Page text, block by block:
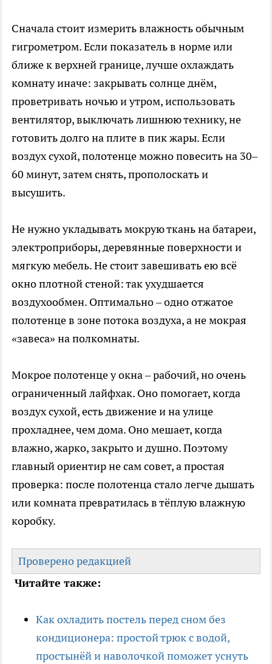
Сначала стоит измерить влажность обычным
гигрометром. Если показатель в норме или
ближе к верхней границе, лучше охлаждать
комнату иначе: закрывать солнце днём,
проветривать ночью и утром, использовать
вентилятор, выключать лишнюю технику, не
готовить долго на плите в пик жары. Если
воздух сухой, полотенце можно повесить на 30–
60 минут, затем снять, прополоскать и
высушить.
Не нужно укладывать мокрую ткань на батареи,
электроприборы, деревянные поверхности и
мягкую мебель. Не стоит завешивать ею всё
окно плотной стеной: так ухудшается
воздухообмен. Оптимально – одно отжатое
полотенце в зоне потока воздуха, а не мокрая
«завеса» на полкомнаты.
Мокрое полотенце у окна – рабочий, но очень
ограниченный лайфхак. Оно помогает, когда
воздух сухой, есть движение и на улице
прохладнее, чем дома. Оно мешает, когда
влажно, жарко, закрыто и душно. Поэтому
главный ориентир не сам совет, а простая
проверка: после полотенца стало легче дышать
или комната превратилась в тёплую влажную
коробку.
Проверено редакцией
Читайте также:
Как охладить постель перед сном без
кондиционера: простой трюк с водой,
простынёй и наволочкой поможет уснуть